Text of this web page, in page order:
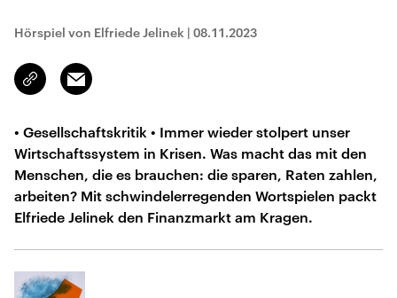
Hörspiel von Elfriede Jelinek | 08.11.2023
Link
kopieren/teilen
Email
• Gesellschaftskritik • Immer wieder stolpert unser
Wirtschaftssystem in Krisen. Was macht das mit den
Menschen, die es brauchen: die sparen, Raten zahlen,
arbeiten? Mit schwindelerregenden Wortspielen packt
Elfriede Jelinek den Finanzmarkt am Kragen.